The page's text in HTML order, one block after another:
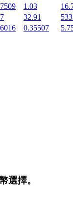
1.03
32.91
0.35507
選擇。